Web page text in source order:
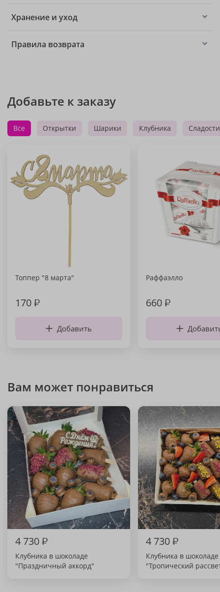
Хранение и уход
Правила возврата
Добавьте к заказу
Все Открытки Шарики Клубника Сладости
Топпер "8 марта"
170₽
Добавить
Раффаэлло
660₽
Вам может понравиться
4 730₽
Клубника в шоколаде
"Праздничный аккорд"
4 730₽
Клубника в шоколаде
"Тропический